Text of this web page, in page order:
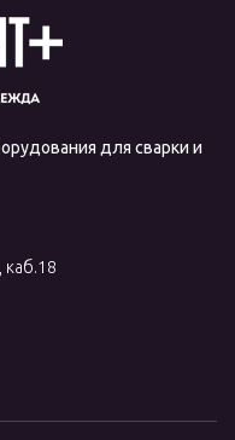
для сварки и
каб.18